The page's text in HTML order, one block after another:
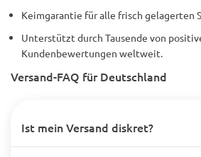
Keimgarantie für alle frisch gelagerten
Unterstützt durch Tausende von
Kundenbewertungen weltweit.
Versand-FAQ für Deutschland
Ist mein Versand diskret?